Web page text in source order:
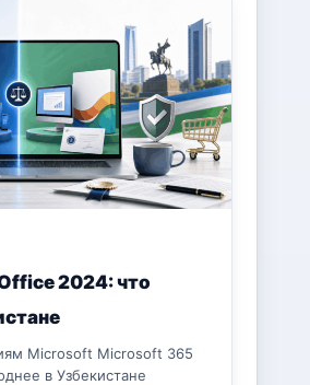
2024: что
Microsoft Microsoft 365
в Узбекистане